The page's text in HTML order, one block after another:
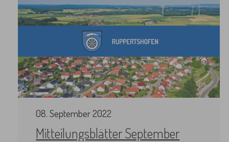
08.September2022
Mitteilungsblätter September